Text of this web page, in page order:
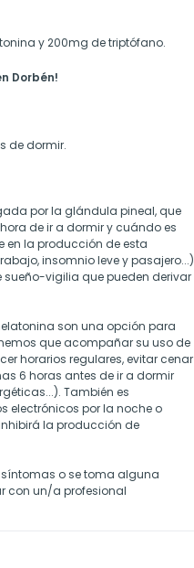
y 200mg de triptófano.
Dorbén!
de dormir.
por la glándula pineal, que
de ir a dormir y cuándo es
en la producción de esta
insomnio leve y pasajero...)
sueño-vigilia que pueden derivar
son una opción para
que acompañar su uso de
horarios regulares, evitar cenar
6 horas antes de ir a dormir
También es
electrónicos por la noche o
la producción de
síntomas o se toma alguna
con un/a profesional